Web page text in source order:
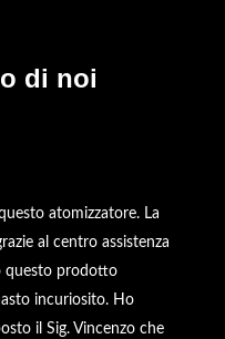
di noi
atomizzatore. La
al centro assistenza
questo prodotto
incuriosito. Ho
il Sig. Vincenzo che